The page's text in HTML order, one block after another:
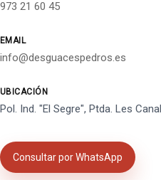
973 21 60 45
EMAIL
info@desguacespedros.es
UBICACIÓN
Pol. Ind. "El Segre", Ptda. Les
Consultar por WhatsApp